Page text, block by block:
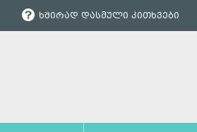
ხშირად დასმული კითხვები